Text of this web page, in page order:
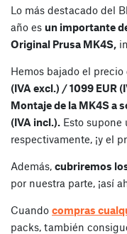
Lo más destacado del
año es un importante
Original Prusa MK4S,
Hemos bajado el precio
(IVA excl.) / 1099 EUR
Montaje de la MK4S a
(IVA incl.). Esto
respectivamente, ¡y el
Además, cubriremos
por nuestra parte, ¡así
Cuando compras
packs, también